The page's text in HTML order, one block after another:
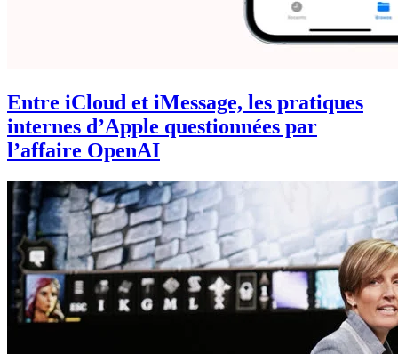
Entre iCloud et iMessage, les pratiques
internes d’Apple questionnées par
l’affaire OpenAI